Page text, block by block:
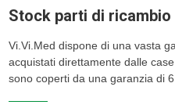
Stock parti di ricambio
Vi.Vi.Med dispone di una vasta
acquistati direttamente dalle
sono coperti da una garanzia di